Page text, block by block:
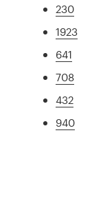
230
1923
641
708
432
940